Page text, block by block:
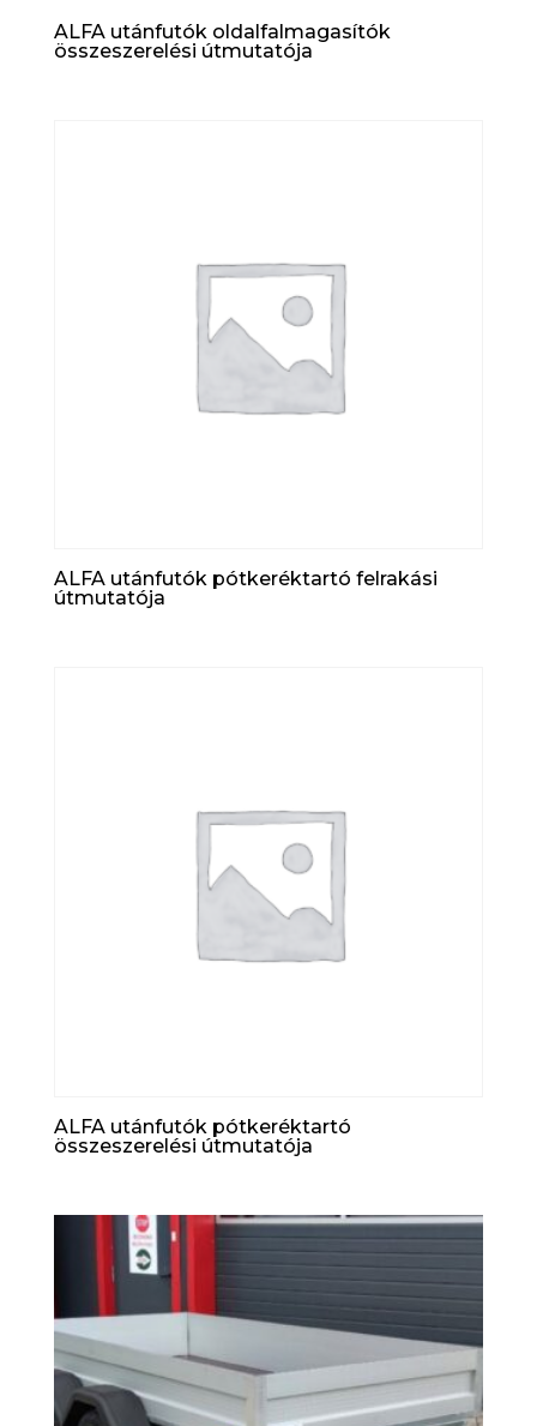
ALFA utánfutók oldalfalmagasítók
összeszerelési útmutatója
ALFA utánfutók pótkeréktartó felrakási
útmutatója
ALFA utánfutók pótkeréktartó
összeszerelési útmutatója